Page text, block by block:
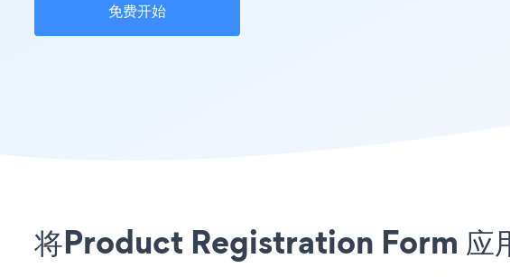
免费开始
将Product Registration Form 应